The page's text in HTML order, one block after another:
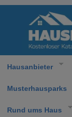
Hausanbieter
Musterhausparks
Rund ums Haus